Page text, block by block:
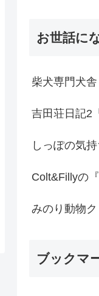
お世話に
柴犬専門犬
吉田荘日記2
しっぽの気持
Colt&Fillyの
みのり動物ク
ブックマ